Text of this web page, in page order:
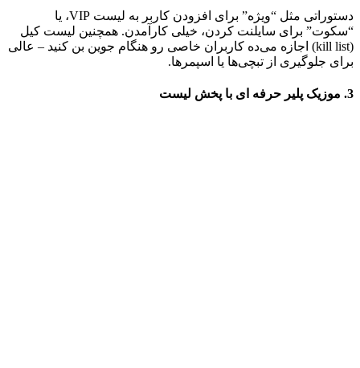
دستوراتی مثل “ویژه” برای افزودن کاربر به لیست VIP، یا
“سکوت” برای سایلنت کردن، خیلی کارآمدن. همچنین لیست کیل
(kill list) اجازه می‌ده کاربران خاصی رو هنگام جوین بن کنید – عالی
برای جلوگیری از تبچی‌ها یا اسپمرها.
3. موزیک پلیر حرفه ای با پخش لیست